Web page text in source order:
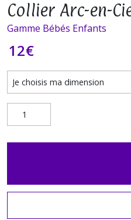
Collier Arc-en-
Gamme Bébés Enfants
12€